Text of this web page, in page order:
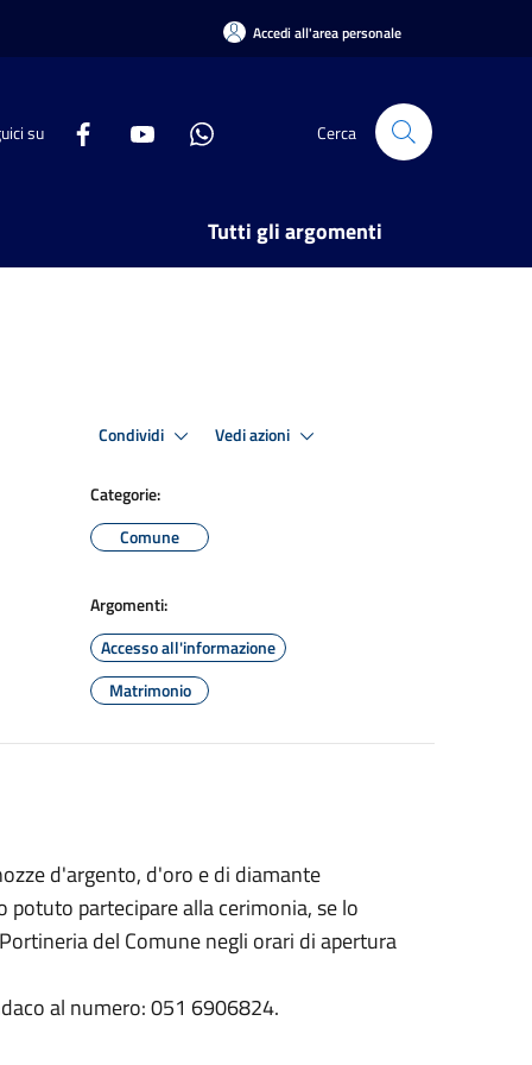
Accedi all'area personale
su Cerca
Tutti gli argomenti
Condividi Vedi azioni
Categorie:
Comune
Argomenti:
Accesso all'informazione
Matrimonio
d'argento, d'oro e di diamante
partecipare alla cerimonia, se lo
del Comune negli orari di apertura
al numero: 051 6906824.